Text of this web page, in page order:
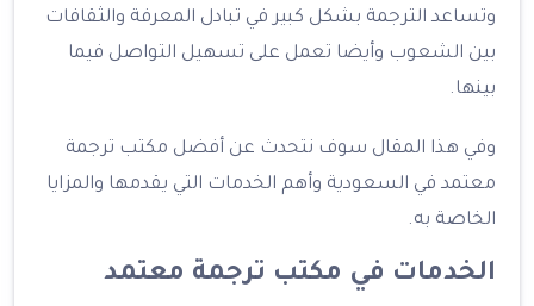
وتساعد الترجمة بشكل كبير في تبادل المعرفة والثقافات
بين الشعوب وأيضا تعمل على تسهيل التواصل فيما
بينها.
وفي هذا المقال سوف نتحدث عن أفضل مكتب ترجمة
معتمد في السعودية وأهم الخدمات التي يقدمها والمزايا
الخاصة به.
الخدمات في مكتب ترجمة معتمد